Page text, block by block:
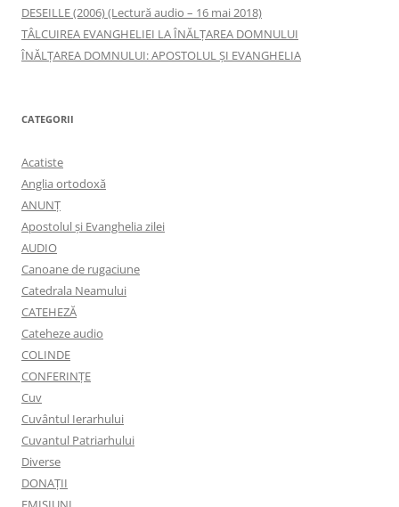
DESEILLE (2006) (Lectură audio – 16 mai 2018)
TÂLCUIREA EVANGHELIEI LA ÎNĂLŢAREA DOMNULUI
ÎNĂLŢAREA DOMNULUI: APOSTOLUL ȘI EVANGHELIA
CATEGORII
Acatiste
Anglia ortodoxă
ANUNŢ
Apostolul şi Evanghelia zilei
AUDIO
Canoane de rugaciune
Catedrala Neamului
CATEHEZĂ
Cateheze audio
COLINDE
CONFERINȚE
Cuv
Cuvântul Ierarhului
Cuvantul Patriarhului
Diverse
DONAȚII